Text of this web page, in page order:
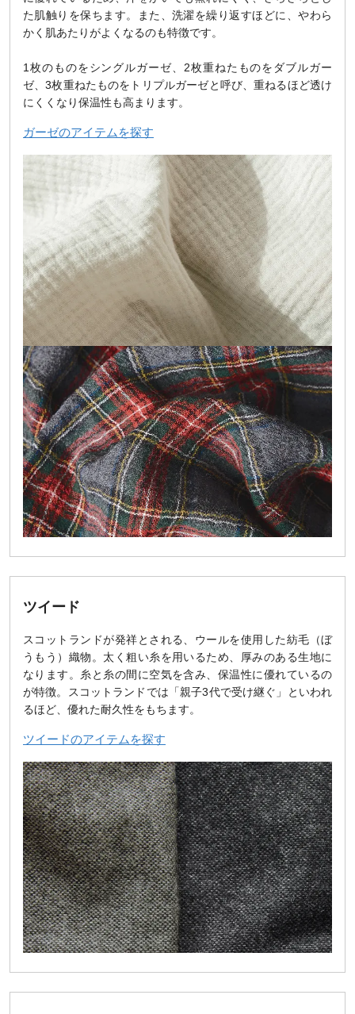
た肌触りを保ちます。また、洗濯を繰り返すほどに、やわら
かく肌あたりがよくなるのも特徴です。
1枚のものをシングルガーゼ、2枚重ねたものをダブルガー
ゼ、3枚重ねたものをトリプルガーゼと呼び、重ねるほど透け
にくくなり保温性も高まります。
ガーゼのアイテムを探す
ツイード
スコットランドが発祥とされる、ウールを使用した紡毛（ぼ
うもう）織物。太く粗い糸を用いるため、厚みのある生地に
なります。糸と糸の間に空気を含み、保温性に優れているの
が特徴。スコットランドでは「親子3代で受け継ぐ」といわれ
るほど、優れた耐久性をもちます。
ツイードのアイテムを探す